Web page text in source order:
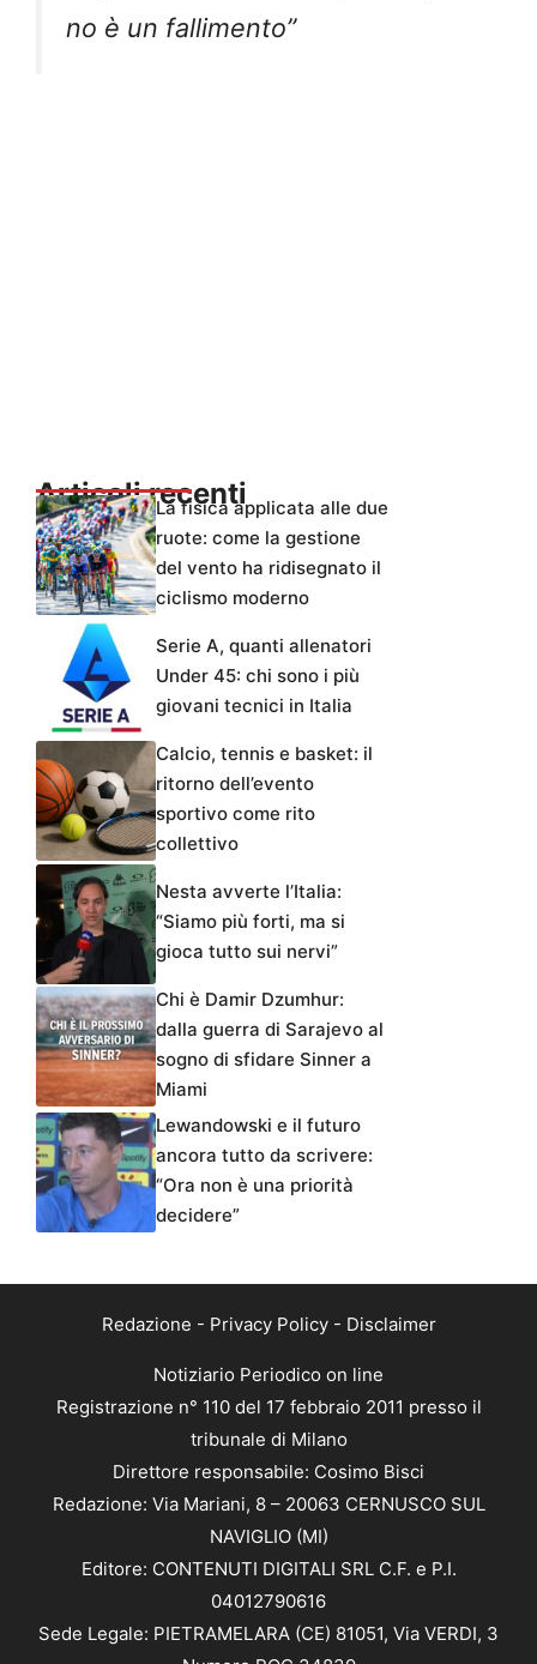
no è un fallimento”
Articoli recentiLa fisica applicata alle due
ruote: come la gestione
del vento ha ridisegnato il
ciclismo moderno
Serie A, quanti allenatori
Under 45: chi sono i più
giovani tecnici in Italia
Calcio, tennis e basket: il
ritorno dell’evento
sportivo come rito
collettivo
Nesta avverte l’Italia:
“Siamo più forti, ma si
gioca tutto sui nervi”
Chi è Damir Dzumhur:
dalla guerra di Sarajevo al
sogno di sfidare Sinner a
Miami
Lewandowski e il futuro
ancora tutto da scrivere:
“Ora non è una priorità
decidere”
Redazione - Privacy Policy- Disclaimer
Notiziario Periodico on line
Registrazione n° 110 del 17 febbraio 2011 presso il
tribunale di Milano
Direttore responsabile: Cosimo Bisci
Redazione: Via Mariani, 8 – 20063 CERNUSCO SUL
NAVIGLIO (MI)
Editore: CONTENUTI DIGITALI SRL C.F. e P.I.
04012790616
Sede Legale: PIETRAMELARA (CE) 81051, Via VERDI, 3